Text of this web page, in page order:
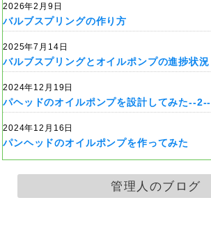
2026年2月9日
バルブスプリングの作り方
2025年7月14日
バルブスプリングとオイルポンプの進捗状況
2024年12月19日
パヘッドのオイルポンプを設計してみた--2--
2024年12月16日
パンヘッドのオイルポンプを作ってみた
管理人のブログ